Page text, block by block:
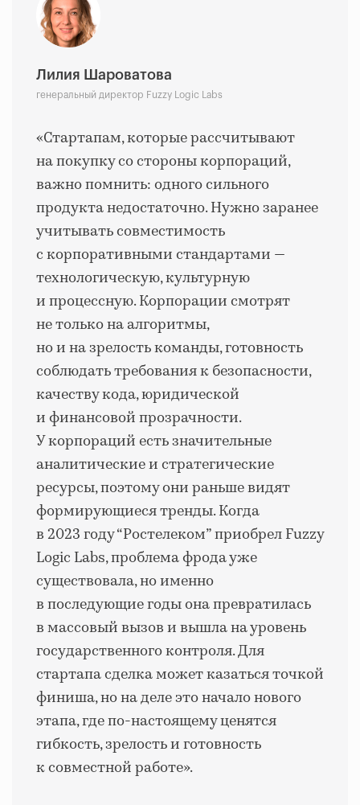
Лилия Шароватова
генеральный директор Fuzzy Logic Labs
«Стартапам, которые рассчитывают
на покупку со стороны корпораций,
важно помнить: одного сильного
продукта недостаточно. Нужно заранее
учитывать совместимость
с корпоративными стандартами —
технологическую, культурную
и процессную. Корпорации смотрят
не только на алгоритмы,
но и на зрелость команды, готовность
соблюдать требования к безопасности,
качеству кода, юридической
и финансовой прозрачности.
У корпораций есть значительные
аналитические и стратегические
ресурсы, поэтому они раньше видят
формирующиеся тренды. Когда
в 2023 году “Ростелеком” приобрел Fuzzy
Logic Labs, проблема фрода уже
существовала, но именно
в последующие годы она превратилась
в массовый вызов и вышла на уровень
государственного контроля. Для
стартапа сделка может казаться точкой
финиша, но на деле это начало нового
этапа, где по-настоящему ценятся
гибкость, зрелость и готовность
к совместной работе».